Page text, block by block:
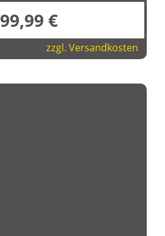
99,99 €
zzgl. Versandkosten